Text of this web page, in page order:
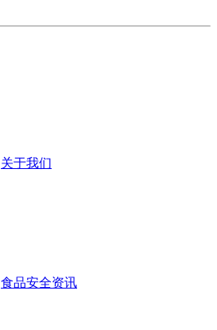
关于我们
食品安全资讯